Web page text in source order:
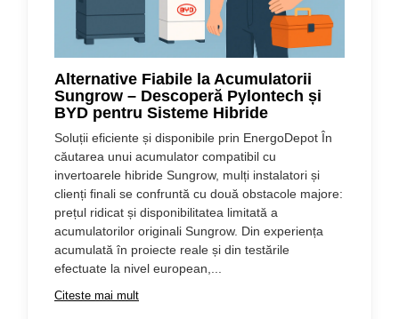
Alternative Fiabile la Acumulatorii
Sungrow – Descoperă Pylontech și
BYD pentru Sisteme Hibride
Soluții eficiente și disponibile prin EnergoDepot În
căutarea unui acumulator compatibil cu
invertoarele hibride Sungrow, mulți instalatori și
clienți finali se confruntă cu două obstacole majore:
prețul ridicat și disponibilitatea limitată a
acumulatorilor originali Sungrow. Din experiența
acumulată în proiecte reale și din testările
efectuate la nivel european,...
Citeste mai mult